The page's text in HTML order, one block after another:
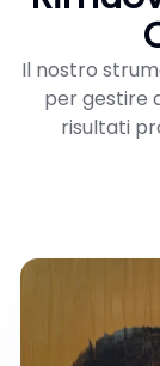
Il nostro
per gestire
risultati